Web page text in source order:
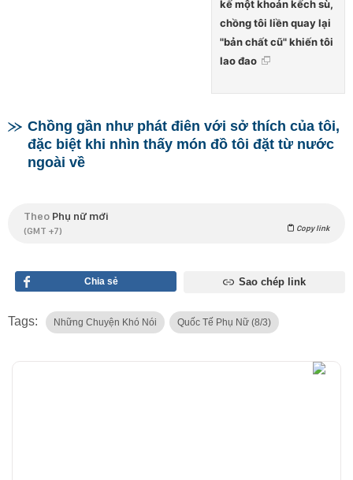
kế một khoản kếch sù,
chồng tôi liền quay lại
"bản chất cũ" khiến tôi
lao đao
Chồng gần như phát điên với sở thích của tôi,
đặc biệt khi nhìn thấy món đồ tôi đặt từ nước
ngoài về
Theo Phụ nữ mới
(GMT +7) Copy link
Chia sẻ Sao chép link
Tags: Những Chuyện Khó Nói Quốc Tế Phụ Nữ (8/3)